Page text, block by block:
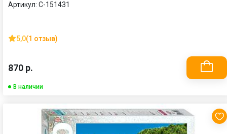
Артикул: C-151431
5,0(1 отзыв)
870 р.
В наличии